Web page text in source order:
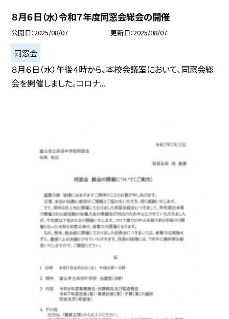
８月６日（水）令和７年度同窓会総会の開催
公開日 2025/08/07 更新日 2025/08/07
同窓会
８月６日（水）午後４時から、本校会議室において、同窓会総
会を開催しました。コロナ...